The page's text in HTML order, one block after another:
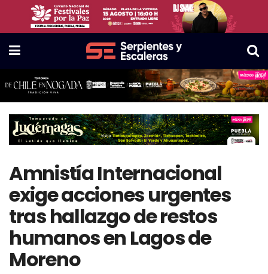
Amnistía Internacional
exige acciones urgentes
tras hallazgo de restos
humanos en Lagos de
Moreno